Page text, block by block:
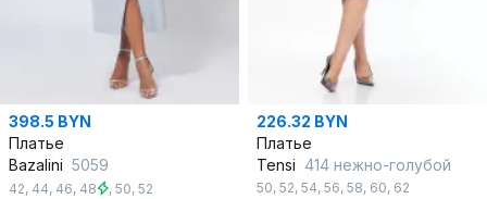
398.5 BYN
Платье
Bazalini 5059
42, 44, 46, 48 , 50, 52
226.32 BYN
Платье
Tensi 414 нежно-голубой
50, 52, 54, 56, 58, 60, 62